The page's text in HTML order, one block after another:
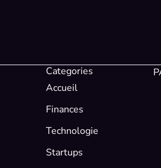
Categories
Accueil
Finances
Technologie
Startups